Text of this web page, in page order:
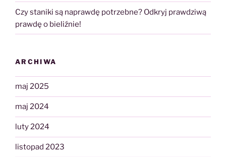
Czy staniki są naprawdę potrzebne? Odkryj prawdziwą
prawdę o bieliźnie!
ARCHIWA
maj 2025
maj 2024
luty 2024
listopad 2023